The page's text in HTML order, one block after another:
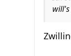
will's